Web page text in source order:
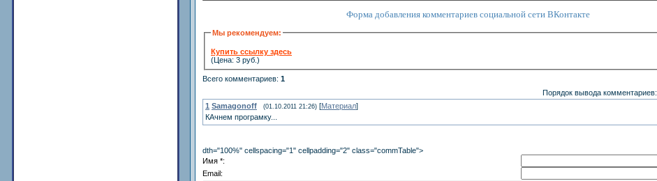
Форма добавления комментариев социальной сети ВКонтакте
Мы рекомендуем:
Купить ссылку здесь
(Цена: 3 руб.)
Всего комментариев: 1
Порядок вывода комментариев:
1 Samagonoff (01.10.2011 21:26) [Материал]
КАчнем програмку...
dth="100%" cellspacing="1" cellpadding="2" class="commTable">
Имя *:
Email: